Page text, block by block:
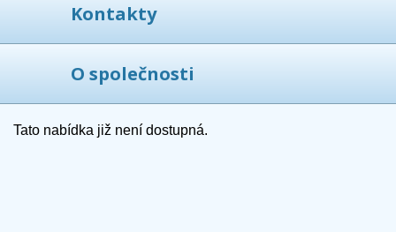
Kontakty
O společnosti
Tato nabídka již není dostupná.